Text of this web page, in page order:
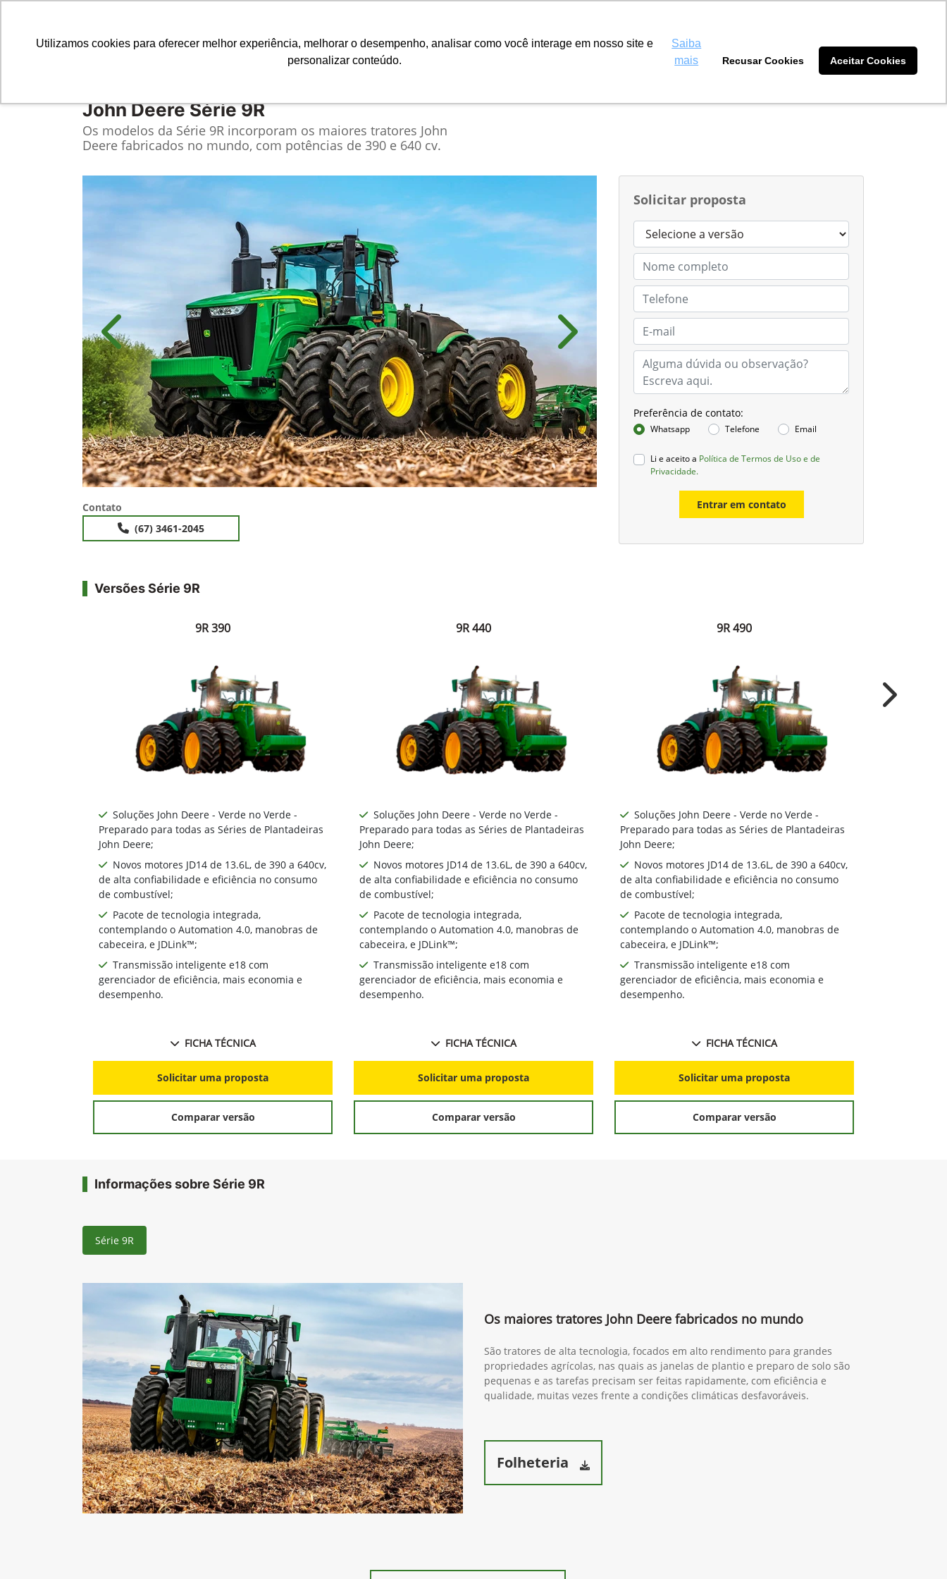
Utilizamos cookies para oferecer melhor experiência, melhorar o desempenho, analisar como você interage em nosso site e
personalizar conteúdo.
Saiba
mais
Recusar Cookies Aceitar Cookies
Seminovos Blog Sobre nós
John DeereSérie 9R
Os modelos da Série 9R incorporam os maiores tratores John
Deere fabricados no mundo, com potências de 390 e 640 cv.
Solicitar proposta
Preferência de contato:
Whatsapp Telefone Email
Li e aceito a Política de Termos de Uso e de
Privacidade.
Entrar em contato
Anterior Próximo
Contato
(67) 3461-2045
Versões Série 9R
9R 390
Soluções John Deere - Verde no Verde -
Preparado para todas as Séries de Plantadeiras
John Deere;
Novos motores JD14 de 13.6L, de 390 a 640cv,
de alta confiabilidade e eficiência no consumo
de combustível;
Pacote de tecnologia integrada,
contemplando o Automation 4.0, manobras de
cabeceira, e JDLink™;
Transmissão inteligente e18 com
gerenciador de eficiência, mais economia e
desempenho.
FICHA TÉCNICA
Solicitar uma proposta
Comparar versão
9R 440
Soluções John Deere - Verde no Verde -
Preparado para todas as Séries de Plantadeiras
John Deere;
Novos motores JD14 de 13.6L, de 390 a 640cv,
de alta confiabilidade e eficiência no consumo
de combustível;
Pacote de tecnologia integrada,
contemplando o Automation 4.0, manobras de
cabeceira, e JDLink™;
Transmissão inteligente e18 com
gerenciador de eficiência, mais economia e
desempenho.
FICHA TÉCNICA
Solicitar uma proposta
Comparar versão
9R 490
Soluções John Deere - Verde no Verde -
Preparado para todas as Séries de Plantadeiras
John Deere;
Novos motores JD14 de 13.6L, de 390 a 640cv,
de alta confiabilidade e eficiência no consumo
de combustível;
Pacote de tecnologia integrada,
contemplando o Automation 4.0, manobras de
cabeceira, e JDLink™;
Transmissão inteligente e18 com
gerenciador de eficiência, mais economia e
desempenho.
FICHA TÉCNICA
Solicitar uma proposta
Comparar versão
Next
Informações sobre Série 9R
Série 9R
Os maiores tratores John Deere fabricados no mundo
São tratores de alta tecnologia, focados em alto rendimento para grandes
propriedades agrícolas, nas quais as janelas de plantio e preparo de solo são
pequenas e as tarefas precisam ser feitas rapidamente, com eficiência e
qualidade, muitas vezes frente a condições climáticas desfavoráveis.
Folheteria